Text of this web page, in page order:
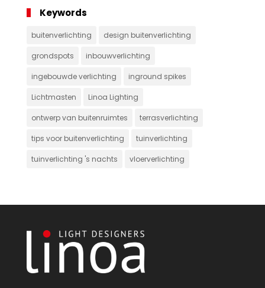
Keywords
buitenverlichting design buitenverlichting
grondspots inbouwverlichting
ingebouwde verlichting inground spikes
Lichtmasten Linoa Lighting
ontwerp van buitenruimtes terrasverlichting
tips voor buitenverlichting tuinverlichting
tuinverlichting 's nachts vloerverlichting